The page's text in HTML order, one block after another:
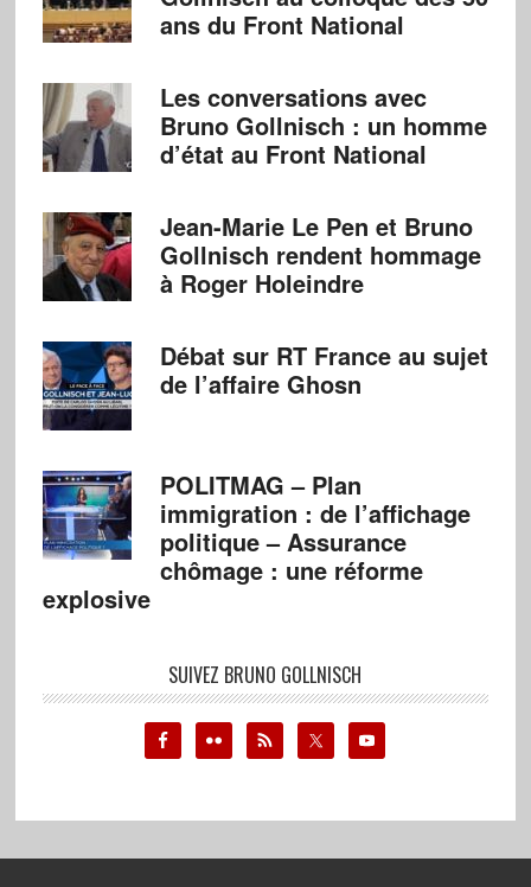
ans du Front National
Les conversations avec
Bruno Gollnisch : un homme
d’état au Front National
Jean-Marie Le Pen et Bruno
Gollnisch rendent hommage
à Roger Holeindre
Débat sur RT France au sujet
de l’affaire Ghosn
POLITMAG – Plan
immigration : de l’affichage
politique – Assurance
chômage : une réforme
explosive
SUIVEZ BRUNO GOLLNISCH